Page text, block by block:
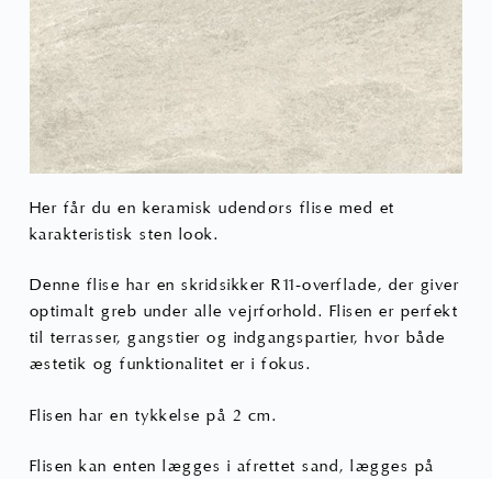
Her får du en keramisk udendørs flise med et
karakteristisksten look.
Denne flise har en skridsikker R11-overflade, der giver
optimalt greb under alle vejrforhold. Flisen er perfekt
til terrasser, gangstier og indgangspartier, hvor både
æstetik og funktionalitet er i fokus.
Flisen har en tykkelse på 2 cm.
Flisen kan enten lægges i afrettet sand, lægges på